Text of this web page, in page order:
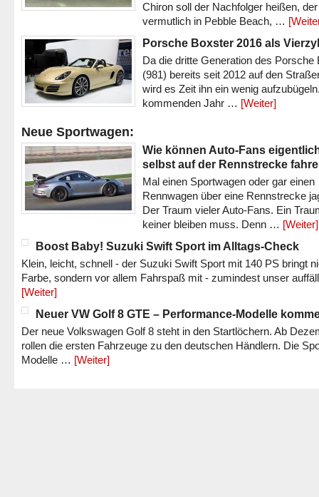
Chiron soll der Nachfolger heißen, der
vermutlich in Pebble Beach, …
Porsche Boxster 2016 als
Da die dritte Generation des Porsche
(981) bereits seit 2012 auf den
wird es Zeit ihn ein wenig
kommenden Jahr … [Weiter]
Neue Sportwagen:
Wie können Auto-Fans
selbst auf der Rennstrecke
Mal einen Sportwagen oder gar einen
Rennwagen über eine Rennstrecke
Der Traum vieler Auto-Fans. Ein
keiner bleiben muss. Denn … [Weiter]
Boost Baby! Suzuki Swift Sport im Alltags-Check
Klein, leicht, schnell - der Suzuki Swift Sport mit 140 PS bringt
Farbe, sondern vor allem Fahrspaß mit - zumindest unser
[Weiter]
Neuer VW Golf 8 GTE – Performance-Modelle
Der neue Volkswagen Golf 8 steht in den Startlöchern. Ab
rollen die ersten Fahrzeuge zu den deutschen Händlern. Die
Modelle … [Weiter]